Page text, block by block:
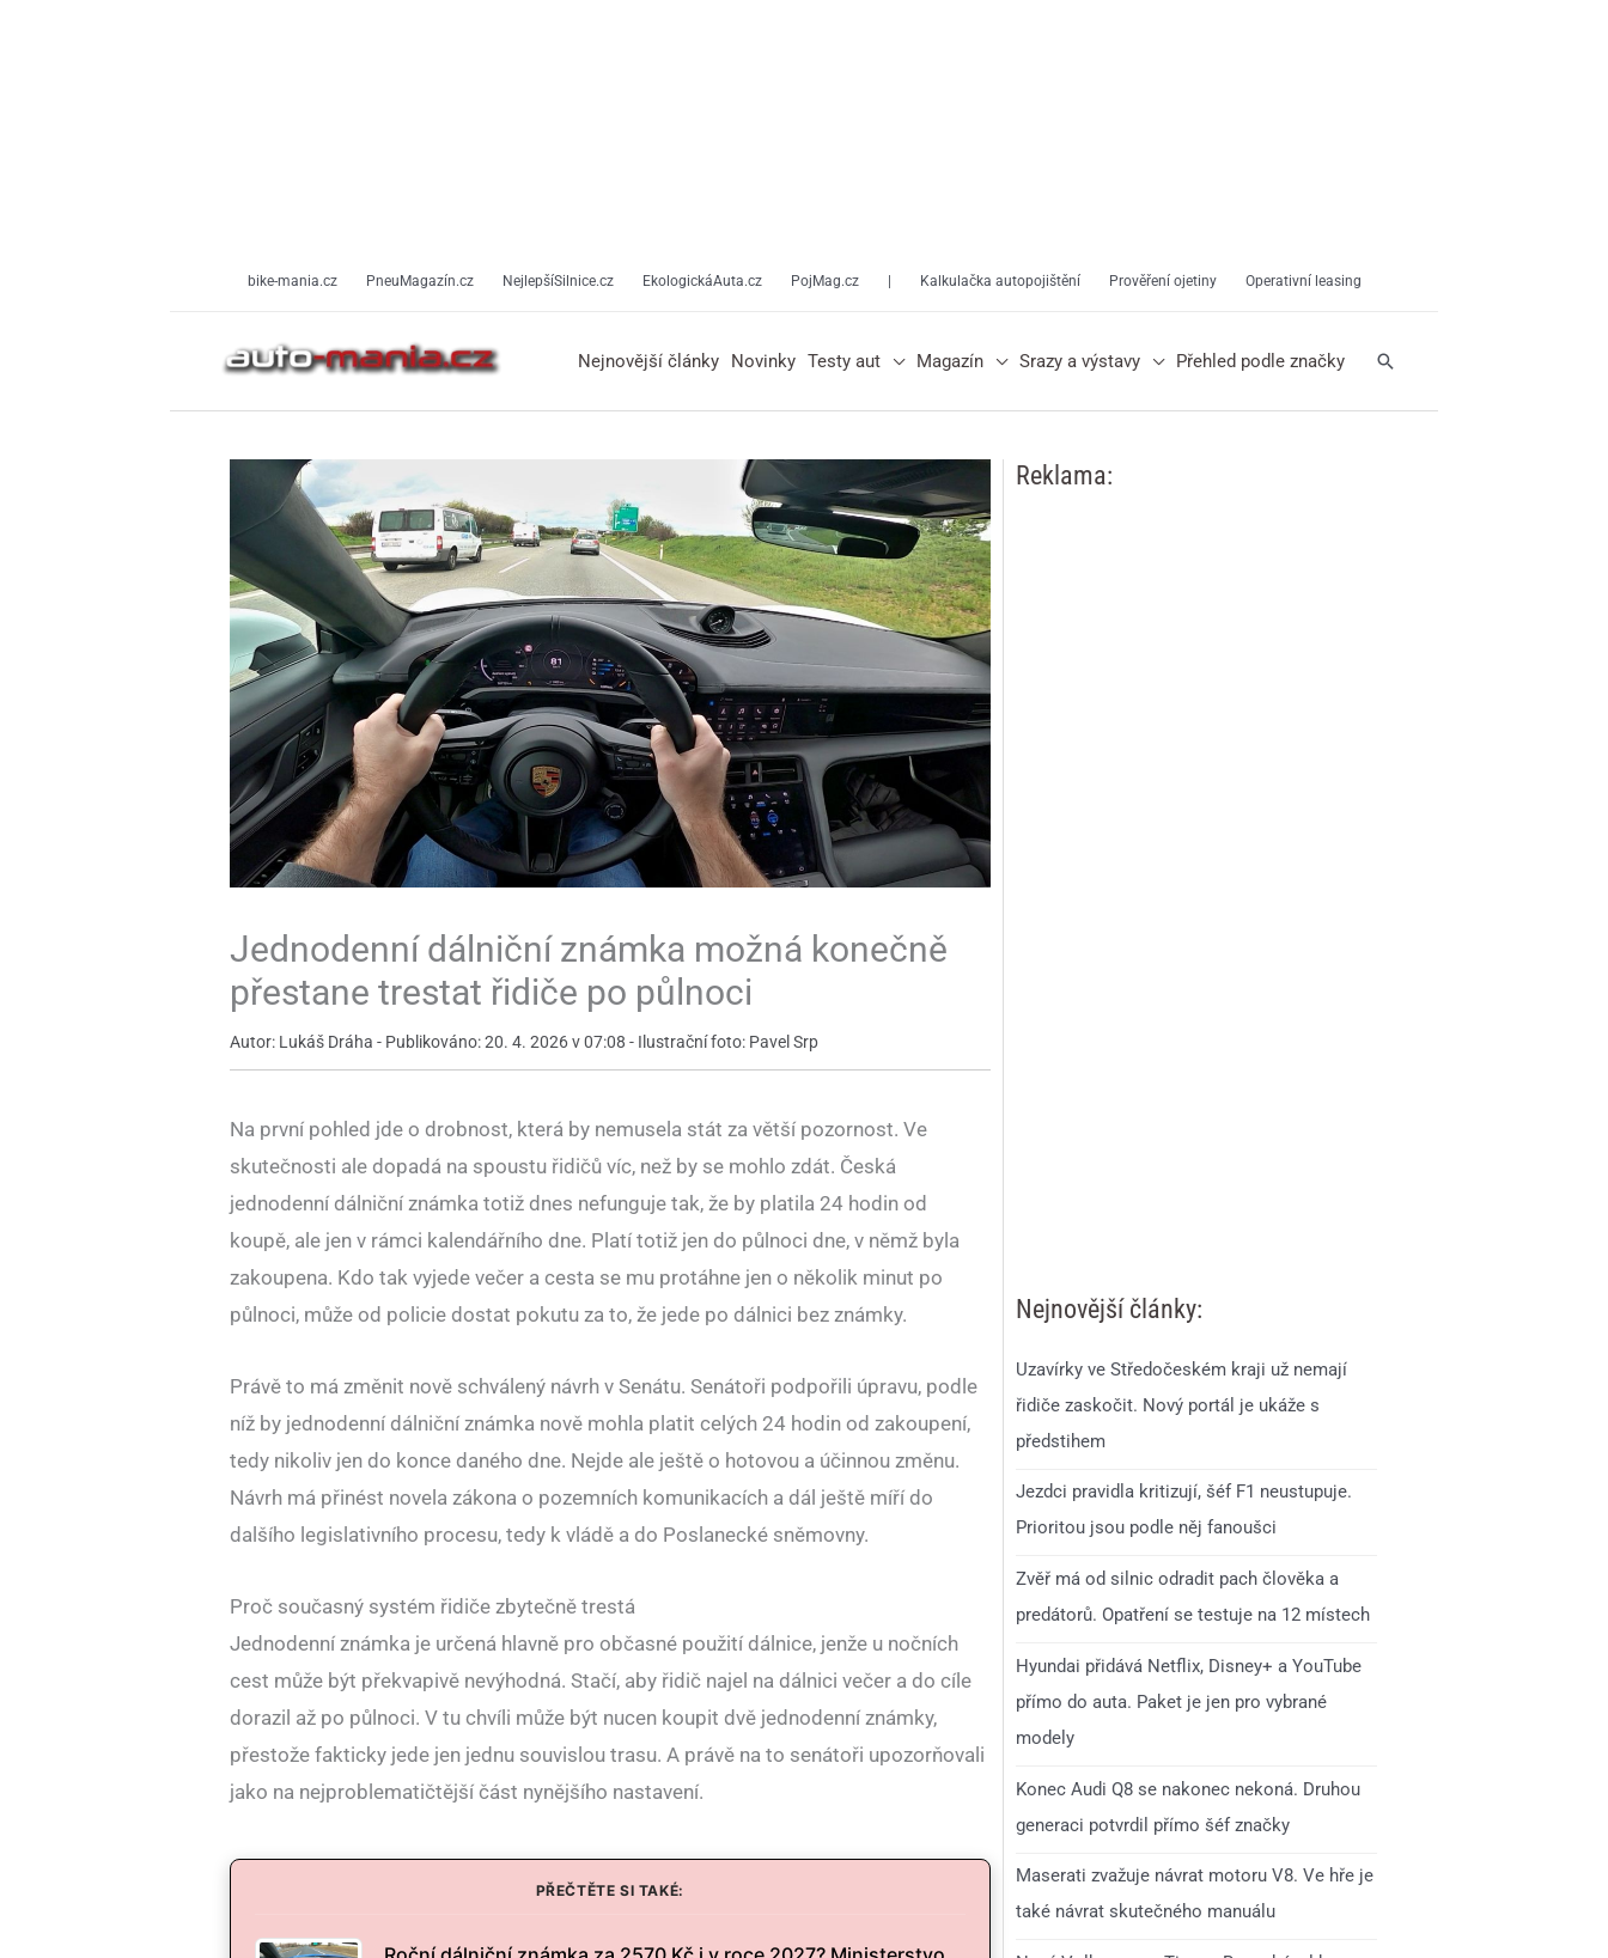
bike-mania.cz PneuMagazín.cz NejlepšíSilnice.cz EkologickáAuta.cz PojMag.cz Kalkulačka autopojištění Prověření ojetiny Operativní leasing
Nejnovější články Novinky Testy aut Magazín Srazy a výstavy Přehled podle značky Hledat
Jednodenní dálniční známka možná konečně
přestane trestat řidiče po půlnoci
Autor: Lukáš Dráha - Publikováno: 20. 4. 2026 v 07:08 - Ilustrační foto: Pavel Srp
Na první pohled jde o drobnost, která by nemusela stát za větší pozornost. Ve
skutečnosti ale dopadá na spoustu řidičů víc, než by se mohlo zdát. Česká
jednodenní dálniční známka totiž dnes nefunguje tak, že by platila 24 hodin od
koupě, ale jen v rámci kalendářního dne. Platí totiž jen do půlnoci dne, v němž byla
zakoupena. Kdo tak vyjede večer a cesta se mu protáhne jen o několik minut po
půlnoci, může od policie dostat pokutu za to, že jede po dálnici bez známky.
Právě to má změnit nově schválený návrh v Senátu. Senátoři podpořili úpravu, podle
níž by jednodenní dálniční známka nově mohla platit celých 24 hodin od zakoupení,
tedy nikoliv jen do konce daného dne. Nejde ale ještě o hotovou a účinnou změnu.
Návrh má přinést novela zákona o pozemních komunikacích a dál ještě míří do
dalšího legislativního procesu, tedy k vládě a do Poslanecké sněmovny.
Proč současný systém řidiče zbytečně trestá
Jednodenní známka je určená hlavně pro občasné použití dálnice, jenže u nočních
cest může být překvapivě nevýhodná. Stačí, aby řidič najel na dálnici večer a do cíle
dorazil až po půlnoci. V tu chvíli může být nucen koupit dvě jednodenní známky,
přestože fakticky jede jen jednu souvislou trasu. A právě na to senátoři upozorňovali
jako na nejproblematičtější část nynějšího nastavení.
PŘEČTĚTE SI TAKÉ:
Reklama:
Nejnovější články:
Uzavírky ve Středočeském kraji už nemají
řidiče zaskočit. Nový portál je ukáže s
předstihem
Jezdci pravidla kritizují, šéf F1 neustupuje.
Prioritou jsou podle něj fanoušci
Zvěř má od silnic odradit pach člověka a
predátorů. Opatření se testuje na 12 místech
Hyundai přidává Netflix, Disney+ a YouTube
přímo do auta. Paket je jen pro vybrané
modely
Konec Audi Q8 se nakonec nekoná. Druhou
generaci potvrdil přímo šéf značky
Maserati zvažuje návrat motoru V8. Ve hře je
také návrat skutečného manuálu